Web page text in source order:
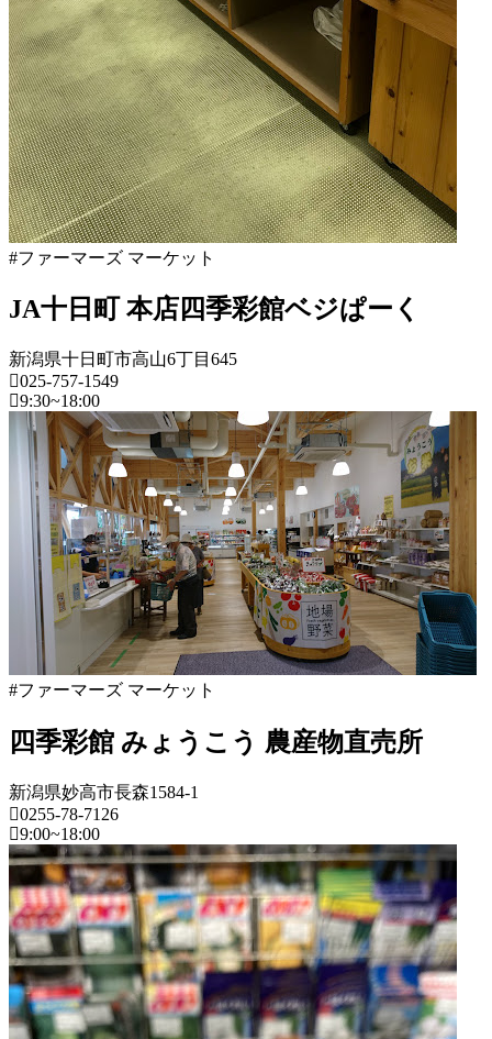
2022
年
8
月
18
日
2022
年
8
月
20
日
直
売
所
ね
っ
と
#ファーマーズ マーケット
JA十日町 本店四季彩館ベジぱーく
新潟県十日町市高山6丁目645
025-757-1549
9:30~18:00
新
潟
県
ー
ッ
ト
年
8
月
18
日
2022
年
8
月
20
日
直
売
所
ね
っ
と
#ファーマーズ マーケット
四季彩館 みょうこう 農産物直売所
新潟県妙高市長森1584-1
0255-78-7126
9:00~18:00
新
潟
県
フ
ァ
ー
マ